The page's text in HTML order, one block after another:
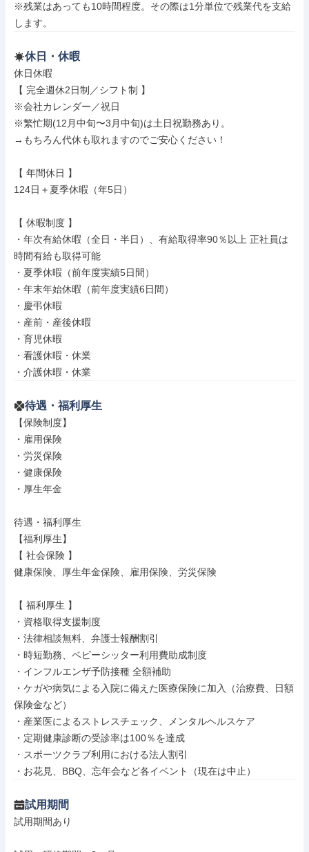
※残業はあっても10時間程度。その際は1分単位で残業代を支給
します。
休日・休暇
休日休暇
【 完全週休2日制／シフト制 】
※会社カレンダー／祝日
※繁忙期(12月中旬〜3月中旬)は土日祝勤務あり。
→もちろん代休も取れますのでご安心ください！
【 年間休日 】
124日＋夏季休暇（年5日）
【 休暇制度 】
・年次有給休暇（全日・半日）、有給取得率90％以上 正社員は
時間有給も取得可能
・夏季休暇（前年度実績5日間）
・年末年始休暇（前年度実績6日間）
・慶弔休暇
・産前・産後休暇
・育児休暇
・看護休暇・休業
・介護休暇・休業
待遇・福利厚生
【保険制度】
・雇用保険
・労災保険
・健康保険
・厚生年金
待遇・福利厚生
【福利厚生】
【 社会保険 】
健康保険、厚生年金保険、雇用保険、労災保険
【 福利厚生 】
・資格取得支援制度
・法律相談無料、弁護士報酬割引
・時短勤務、ベビーシッター利用費助成制度
・インフルエンザ予防接種 全額補助
・ケガや病気による入院に備えた医療保険に加入（治療費、日額
保険金など）
・産業医によるストレスチェック、メンタルヘルスケア
・定期健康診断の受診率は100％を達成
・スポーツクラブ利用における法人割引
・お花見、BBQ、忘年会など各イベント（現在は中止）
試用期間
試用期間あり